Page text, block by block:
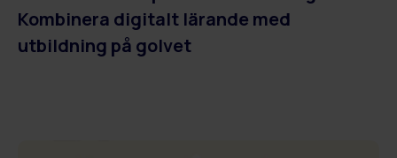
Kombinera digitalt lärande med
utbildning på golvet